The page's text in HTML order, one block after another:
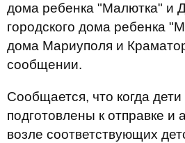
дома ребенка "Малютка" и
городского дома ребенка
дома Мариуполя и
сообщении.
Сообщается, что когда
подготовлены к отправке и
возле соответствующих